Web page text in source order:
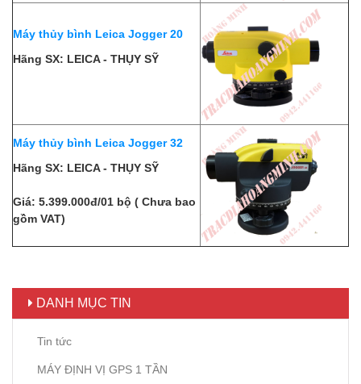
Máy thủy bình Leica Jogger 20
Hãng SX: LEICA - THỤY SỸ
Máy thủy bình Leica Jogger 32
Hãng SX: LEICA - THỤY SỸ
Giá: 5.399.000đ/01 bộ ( Chưa bao
gồm VAT)
DANH MỤC TIN
Tin tức
MÁY ĐỊNH VỊ GPS 1 TẦN